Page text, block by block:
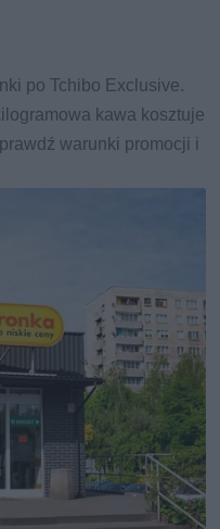
po Tchibo Exclusive.
kawa kosztuje
warunki promocji i